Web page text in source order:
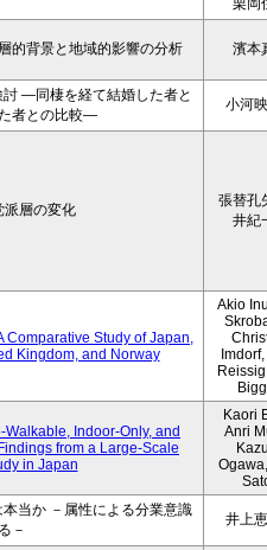
栗岡
的背景と地域的影響の分析 濱本
―同棲を経て結婚した者と
者との比較―
小河
派層の変化
張替孔
井紀
Comparative Study of Japan,
Kingdom, and Norway
Akio
Indoor-Only, and
from a Large-Scale
in Japan
Kaori
Anri
当か －属性による分業意識
－
井上